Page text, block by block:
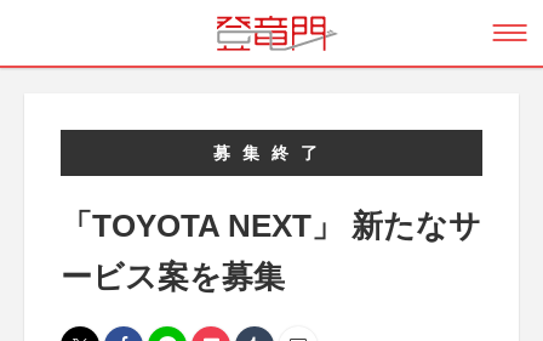
募集終了
「TOYOTA NEXT」 新たなサ
ービス案を募集